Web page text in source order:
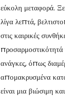
εύκολη μεταφορά.
λίγα λεπτά,
στις καιρικές
προσαρμοστικότητά
ανάγκες, όπως
απομακρυσμένα
είναι μια βιώσιμη